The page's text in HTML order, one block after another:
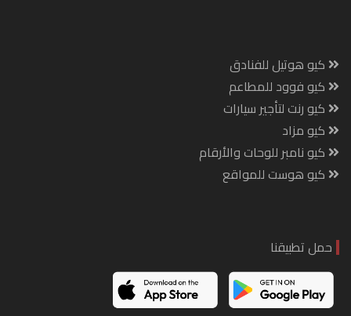
كيو هوتيل للفنادق
كيو فوود للمطاعم
كيو رنت لتأجير سيارات
كيو مزاد
كيو نامبر للوحات والأرقام
كيو هوست للمواقع
حمل تطبيقنا